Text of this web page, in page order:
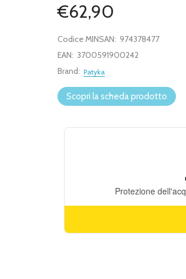
€62,90
Codice MINSAN: 974378477
EAN: 3700591900242
Brand: Patyka
Scopri la scheda prodotto